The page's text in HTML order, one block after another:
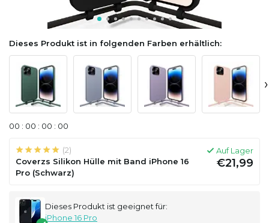
Dieses Produkt ist in folgenden Farben erhältlich:
›
00 : 00 : 00 : 00
(2)
Coverzs Silikon Hülle mit Band iPhone 16
Pro (Schwarz)
Auf Lager
€21,99
Dieses Produkt ist geeignet für:
iPhone 16 Pro